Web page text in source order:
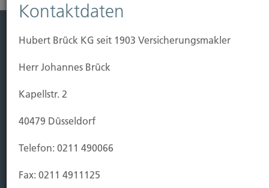
Leben
Sichern
Kauf Grundstück
Baufertigstellung/Hauskauf
Kontaktdaten
Hubert Brück KG seit 1903 Versicherungsmakler
Herr Johannes Brück
Kapellstr. 2
40479 Düsseldorf
Telefon: 0211 490066
Fax: 0211 4911125